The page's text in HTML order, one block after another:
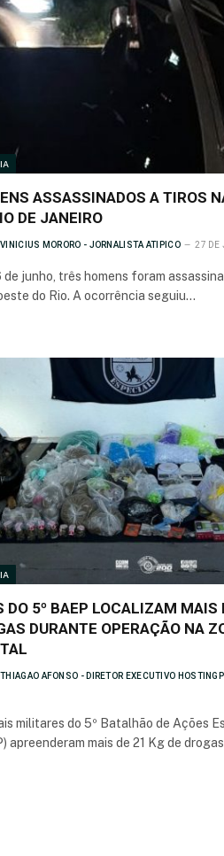
ASSASSINADOS A TIROS
DE JANEIRO
VINICIUS MORORO - JORNALISTA ATIPICO 27 DE
de junho, três homens foram
do Rio. A ocorrência seguiu…
DO 5º BAEP LOCALIZAM MAIS
DURANTE OPERAÇÃO NA
THIAGAO AFONSO - DIRETOR EXECUTIVO
militares do 5º Batalhão de Ações
apreenderam mais de 21 Kg de